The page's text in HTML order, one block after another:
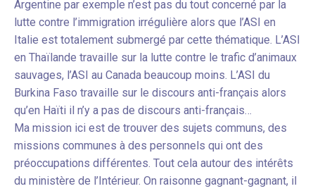
Argentine par exemple n’est pas du tout concerné par la
lutte contre l’immigration irrégulière alors que l’ASI en
Italie est totalement submergé par cette thématique. L’ASI
en Thaïlande travaille sur la lutte contre le trafic d’animaux
sauvages, l’ASI au Canada beaucoup moins. L’ASI du
Burkina Faso travaille sur le discours anti-français alors
qu’en Haïti il n’y a pas de discours anti-français…
Ma mission ici est de trouver des sujets communs, des
missions communes à des personnels qui ont des
préoccupations différentes. Tout cela autour des intérêts
du ministère de l’Intérieur. On raisonne gagnant-gagnant, il